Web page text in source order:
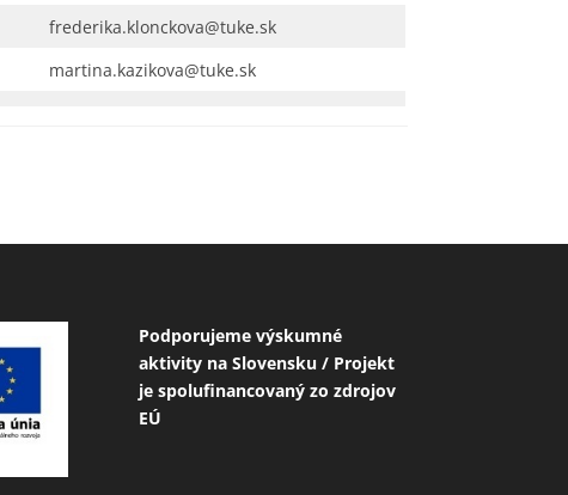
frederika.klonckova@tuke.sk
martina.kazikova@tuke.sk
Podporujeme výskumné
aktivity na Slovensku / Projekt
je spolufinancovaný zo zdrojov
EÚ